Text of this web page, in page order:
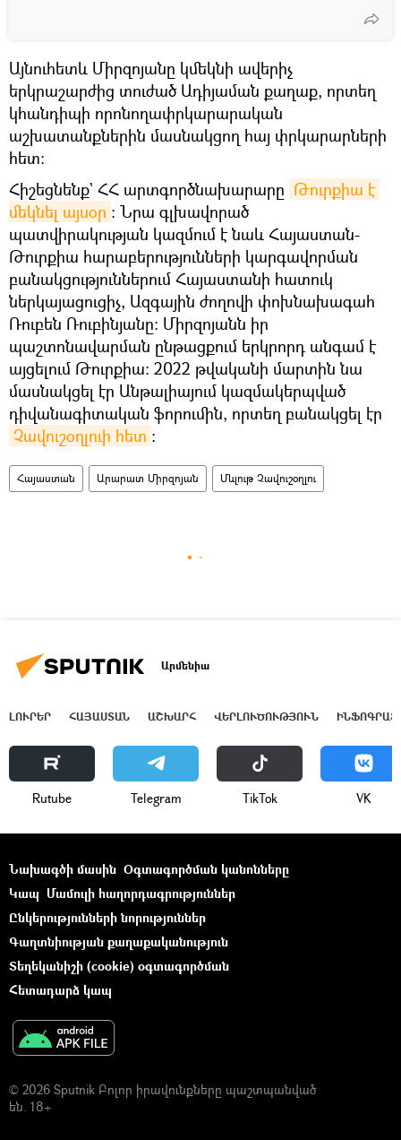
Այնուհետև Միրզոյանը կմեկնի ավերիչ
երկրաշարժից տուժած Ադիյաման քաղաք, որտեղ
կհանդիպի որոնողափրկարարական
աշխատանքներին մասնակցող հայ փրկարարների
հետ:
Հիշեցնենք` ՀՀ արտգործնախարարը Թուրքիա է
մեկնել այսօր ։ Նրա գլխավորած
պատվիրակության կազմում է նաև Հայաստան-
Թուրքիա հարաբերությունների կարգավորման
բանակցություններում Հայաստանի հատուկ
ներկայացուցիչ, Ազգային ժողովի փոխնախագահ
Ռուբեն Ռուբինյանը: Միրզոյանն իր
պաշտոնավարման ընթացքում երկրորդ անգամ է
այցելում Թուրքիա։ 2022 թվականի մարտին նա
մասնակցել էր Անթալիայում կազմակերպված
դիվանագիտական ֆորումին, որտեղ բանակցել էր
Չավուշօղլուի հետ ։
Հայաստան Արարատ Միրզոյան Մևլութ Չավուշօղլու
Արմենիա
ԼՈՒՐԵՐ ՀԱՅԱՍՏԱՆ ԱՇԽԱՐՀ ՎԵՐԼՈՒԾՈՒԹՅՈՒՆ
Rutube Telegram ТikТоk VK
Նախագծի մասին Օգտագործման կանոնները
Կապ Մամուլի հաղորդագրություններ
Ընկերությունների նորություններ
Գաղտնիության քաղաքականություն
Տեղեկանիշի (cookie) օգտագործման
Հետադարձ կապ
© 2026 Sputnik Բոլոր իրավունքները պաշտպանված
են. 18+